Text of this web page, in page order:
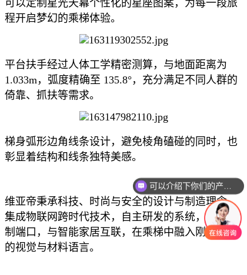
可以定制星光天幕个性化的星座图案，为每一段旅
程开启梦幻的乘梯体验。
平台扶手经过人体工学精密测算，与地面距离为
1.033m，弧度精确至 135.8°，充分满足不同人群的
倚靠、抓扶等需求。
梯身弧形边角线条设计，避免棱角磕碰的同时，也
彰显着结构和线条独特美感。
维亚帝秉承科技、时尚与安全的设计与制造理念，
集成物联网跨时代技术，自主研发的系统，私人订
制端口，与智能家居互联，在乘梯中融入刚柔并济
的视觉与材料语言。
可以介绍下你们的产品么